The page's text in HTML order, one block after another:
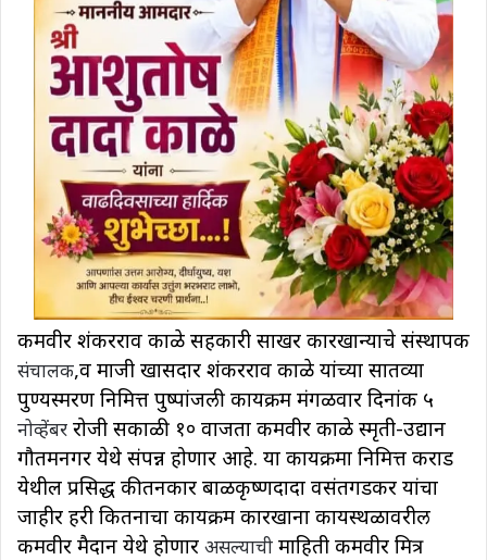
कर्मवीर शंकरराव काळे सहकारी साखर कारखान्याचे संस्थापक
संचालक,व माजी खासदार शंकरराव काळे यांच्या सातव्या
पुण्यस्मरण निमित्त पुष्पांजली कार्यक्रम मंगळवार दिनांक ५
नोव्हेंबर रोजी सकाळी १० वाजता कर्मवीर काळे स्मृती-उद्यान
गौतमनगर येथे संपन्न होणार आहे. या कार्यक्रमा निमित्त कराड
येथील प्रसिद्ध कीर्तनकार बाळकृष्णदादा वसंतगडकर यांचा
जाहीर हरी किर्तनाचा कार्यक्रम कारखाना कार्यस्थळावरील
कर्मवीर मैदान येथे होणार असल्याची माहिती कर्मवीर मित्र